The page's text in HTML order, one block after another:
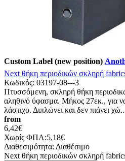
Custom Label (new position)
Νext θήκη περιοδικών σκληρή
Κωδικός: 03197-08---3
Πτυσσόμενη, σκληρή θήκη
αληθινό ύφασμα. Μήκος 27εκ., για
λάστιχο. Διπλώνει και δεν πιάνει χώ..
from
6,42€
Χωρίς ΦΠΑ:5,18€
Διαθεσιμότητα: Διαθέσιμο
Νext θήκη περιοδικών σκληρή